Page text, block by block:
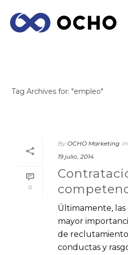
Tag Archives for: "empleo"
0
By OCHO Marketing In
19 julio, 2014
Últimamente,
mayor
de reclutamiento
conductas y